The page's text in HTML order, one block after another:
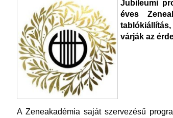
Jubileumi
éves
várják az
A Zeneakadémia saját szervezésű